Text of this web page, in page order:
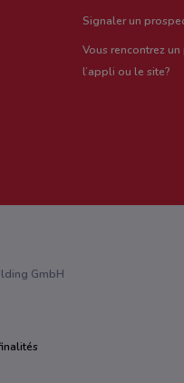
Signaler un
Vous rencontrez
l’appli ou le site?
GmbH